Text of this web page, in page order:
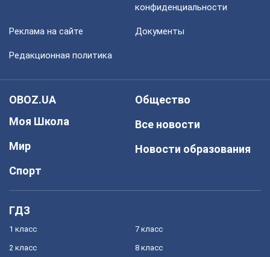
конфиденциальности
Реклама на сайте Документы
Редакционная политика
OBOZ.UA
Моя Школа
Мир
Спорт
Общество
Все новости
Новости образования
ГДЗ
1 класс
2 класс
7 класс
8 класс